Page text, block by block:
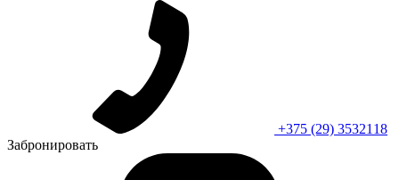
+375 (29) 3532118
Забронировать